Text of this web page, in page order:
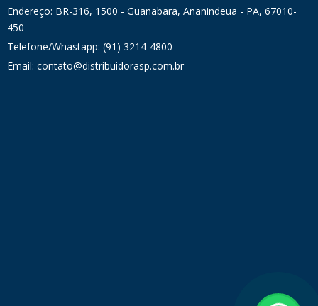
Endereço: BR-316, 1500 - Guanabara, Ananindeua - PA, 67010-
450
Telefone/Whastapp: (91) 3214-4800
Email: contato@distribuidorasp.com.br